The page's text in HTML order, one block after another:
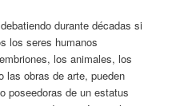
durante décadas si
los seres humanos
los animales, los
las obras de arte, pueden
poseedoras de un estatus